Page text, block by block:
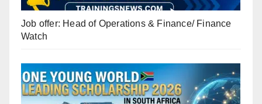
Job offer: Head of Operations & Finance/ Finance
Watch